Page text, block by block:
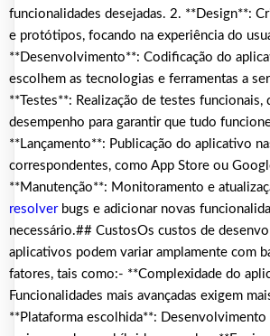
funcionalidades desejadas. 2. **Design**:
e protótipos, focando na experiência do
**Desenvolvimento**: Codificação do
escolhem as tecnologias e ferramentas a
**Testes**: Realização de testes funcionais,
desempenho para garantir que tudo
**Lançamento**: Publicação do aplicativo
correspondentes, como App Store ou
**Manutenção**: Monitoramento e
resolverbugs e adicionar novas
necessário.## CustosOs custos de
aplicativos podem variar amplamente com
fatores, tais como:- **Complexidade do
Funcionalidades mais avançadas exigem
**Plataforma escolhida**: